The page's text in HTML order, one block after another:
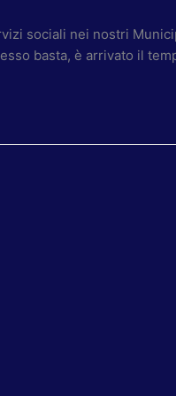
sociali nei nostri
basta, è arrivato il